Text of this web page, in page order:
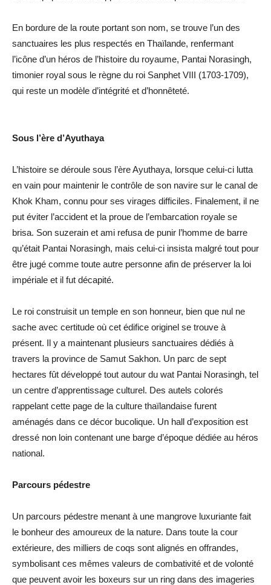
En bordure de la route portant son nom, se trouve l’un des
sanctuaires les plus respectés en Thaïlande, renfermant
l’icône d’un héros de l’histoire du royaume, Pantai Norasingh,
timonier royal sous le règne du roi Sanphet VIII (1703-1709),
qui reste un modèle d’intégrité et d’honnêteté.
Sous l’ère d’Ayuthaya
L’histoire se déroule sous l’ère Ayuthaya, lorsque celui-ci lutta
en vain pour maintenir le contrôle de son navire sur le canal de
Khok Kham, connu pour ses virages difficiles. Finalement, il ne
put éviter l’accident et la proue de l’embarcation royale se
brisa. Son suzerain et ami refusa de punir l’homme de barre
qu’était Pantai Norasingh, mais celui-ci insista malgré tout pour
être jugé comme toute autre personne afin de préserver la loi
impériale et il fut décapité.
Le roi construisit un temple en son honneur, bien que nul ne
sache avec certitude où cet édifice originel se trouve à
présent. Il y a maintenant plusieurs sanctuaires dédiés à
travers la province de Samut Sakhon. Un parc de sept
hectares fût développé tout autour du wat Pantai Norasingh, tel
un centre d’apprentissage culturel. Des autels colorés
rappelant cette page de la culture thaïlandaise furent
aménagés dans ce décor bucolique. Un hall d’exposition est
dressé non loin contenant une barge d’époque dédiée au héros
national.
Parcours pédestre
Un parcours pédestre menant à une mangrove luxuriante fait
le bonheur des amoureux de la nature. Dans toute la cour
extérieure, des milliers de coqs sont alignés en offrandes,
symbolisant ces mêmes valeurs de combativité et de volonté
que peuvent avoir les boxeurs sur un ring dans des imageries